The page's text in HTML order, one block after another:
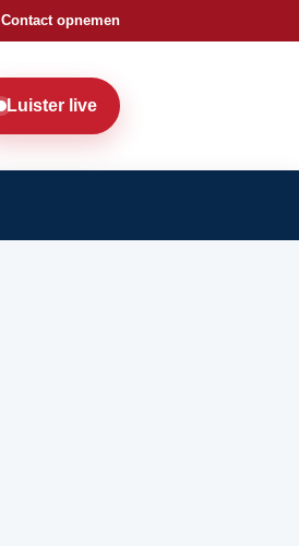
Contact opnemen
Luister live